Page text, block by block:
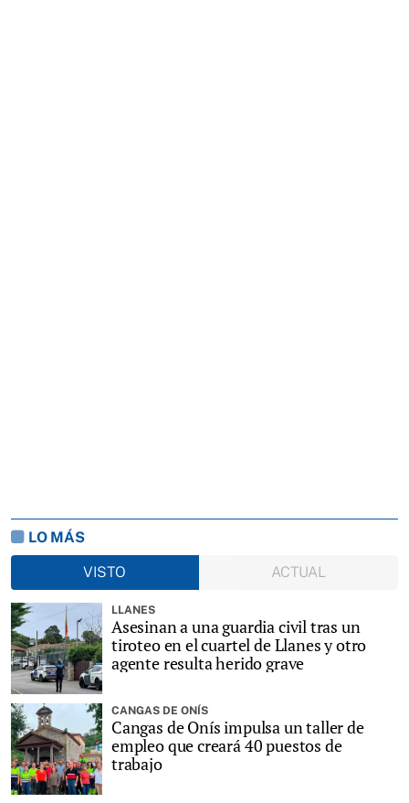
LO MÁS
VISTO
ACTUAL
LLANES
Asesinan a una guardia civil tras un
tiroteo en el cuartel de Llanes y otro
agente resulta herido grave
CANGAS DE ONÍS
Cangas de Onís impulsa un taller de
empleo que creará 40 puestos de
trabajo